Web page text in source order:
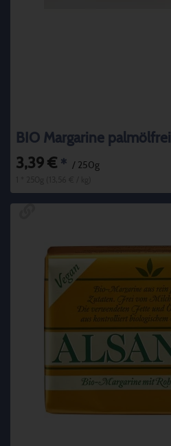
BIO Margarine palmölfrei
3,39 € * / 250g